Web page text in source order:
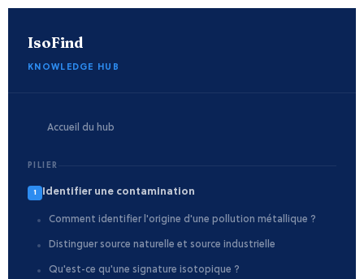
IsoFind
KNOWLEDGE HUB
Accueil du hub
PILIER
1 Identifier une contamination
Comment identifier l'origine d'une pollution métallique ?
Distinguer source naturelle et source industrielle
Qu'est-ce qu'une signature isotopique ?